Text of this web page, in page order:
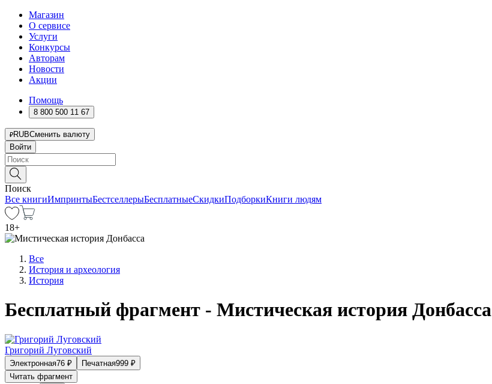
Магазин
О сервисе
Услуги
Конкурсы
Авторам
Новости
Акции
Помощь
8 800 500 11 67
RUBСменить валюту
Войти
Поиск
Все книгиИмпринтыБестселлерыБесплатныеСкидкиПодборкиКниги людям
18+
Все
История и археология
История
Бесплатный фрагмент - Мистическая история Донбасса
Григорий Луговский
Электронная76 ₽ Печатная999 ₽
Читать фрагмент